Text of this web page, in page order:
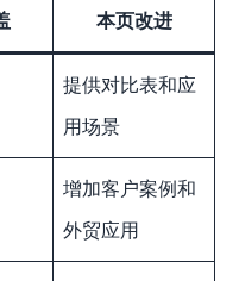
本页改进
提供对比表和应
用场景
增加客户案例和
外贸应用